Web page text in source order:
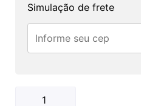
Simulação de frete